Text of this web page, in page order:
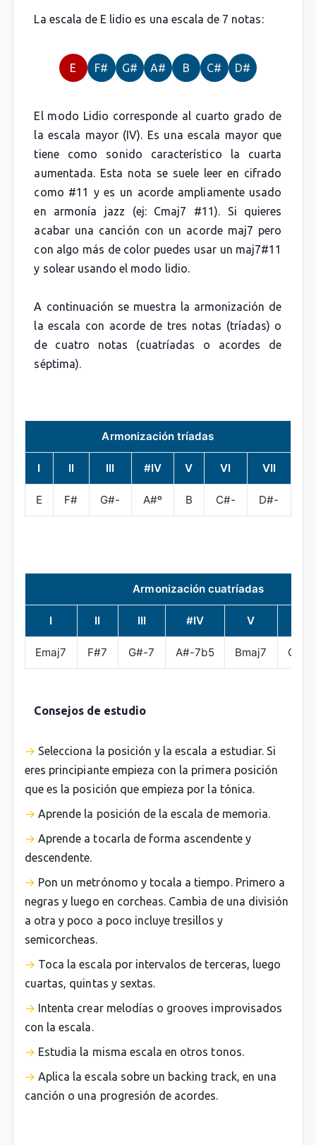
La escala de E lidio es una escala de 7 notas:
E F# G# A# B C# D#
El modo Lidio corresponde al cuarto grado de
la escala mayor (IV). Es una escala mayor que
tiene como sonido característico la cuarta
aumentada. Esta nota se suele leer en cifrado
como #11 y es un acorde ampliamente usado
en armonía jazz (ej: Cmaj7 #11). Si quieres
acabar una canción con un acorde maj7 pero
con algo más de color puedes usar un maj7#11
y solear usando el modo lidio.
A continuación se muestra la armonización de
la escala con acorde de tres notas (tríadas) o
de cuatro notas (cuatríadas o acordes de
séptima).
Armonización tríadas
I II III #IV V VI VII
E F# G#- A#º B C#- D#-
Armonización cuatríadas
I II III #IV V
Emaj7 F#7 G#-7 A#-7b5 Bmaj7 C#-7
Consejos de estudio
Selecciona la posición y la escala a estudiar. Si
eres principiante empieza con la primera posición
que es la posición que empieza por la tónica.
Aprende la posición de la escala de memoria.
Aprende a tocarla de forma ascendente y
descendente.
Pon un metrónomo y tocala a tiempo. Primero a
negras y luego en corcheas. Cambia de una división
a otra y poco a poco incluye tresillos y
semicorcheas.
Toca la escala por intervalos de terceras, luego
cuartas, quintas y sextas.
Intenta crear melodías o grooves improvisados
con la escala.
Estudia la misma escala en otros tonos.
Aplica la escala sobre un backing track, en una
canción o una progresión de acordes.